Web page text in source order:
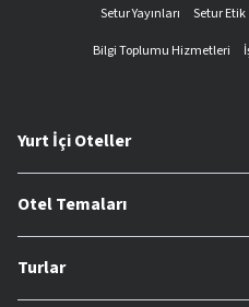
Setur Yayınları
Setur
Bilgi Toplumu Hizmetleri
Yurt İçi Oteller
Otel Temaları
Turlar